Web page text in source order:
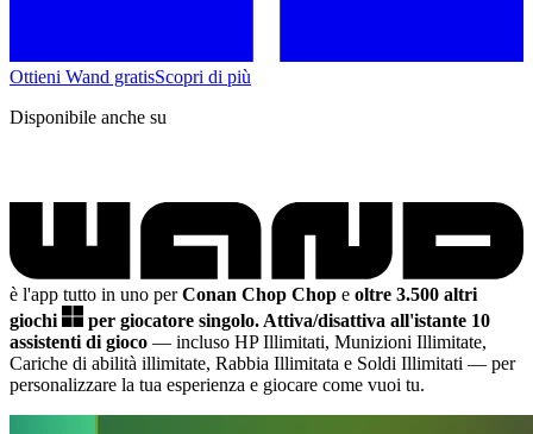
Ottieni Wand gratisScopri di più
Disponibile anche su
è l'app tutto in uno perConan Chop Chop e oltre 3.500 altri
giochi
per giocatore singolo. Attiva/disattiva all'istante 10
assistenti di gioco — incluso HP Illimitati, Munizioni Illimitate,
Cariche di abilità illimitate, Rabbia Illimitata e Soldi Illimitati — per
personalizzare la tua esperienza e giocare come vuoi tu.